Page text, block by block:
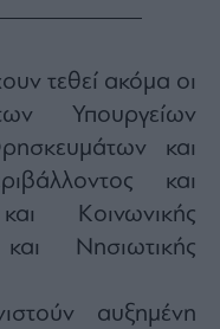
τεθεί ακόμα οι
Υπουργείων
και
και
Κοινωνικής
Νησιωτικής
αυξημένη